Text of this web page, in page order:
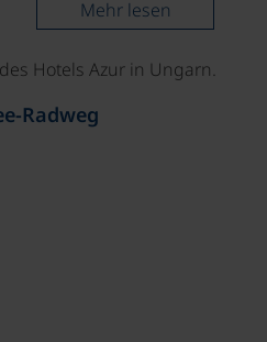
Mehr lesen
Radweg